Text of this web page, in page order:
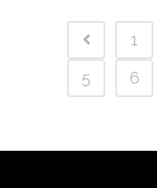
1
5
6